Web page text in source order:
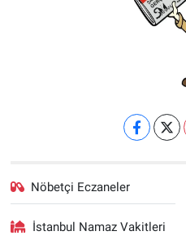
Nöbetçi Eczaneler
İstanbul Namaz Vakitleri